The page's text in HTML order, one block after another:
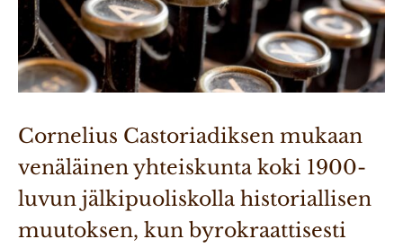
Cornelius Castoriadiksen mukaan
venäläinen yhteiskunta koki 1900-
luvun jälkipuoliskolla historiallisen
muutoksen, kun byrokraattisesti